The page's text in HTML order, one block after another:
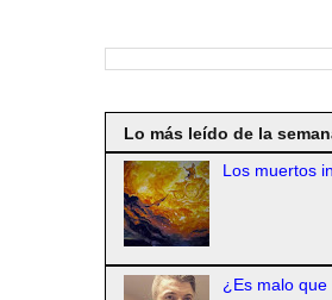
Lo más leído de la
Los muertos
¿Es malo